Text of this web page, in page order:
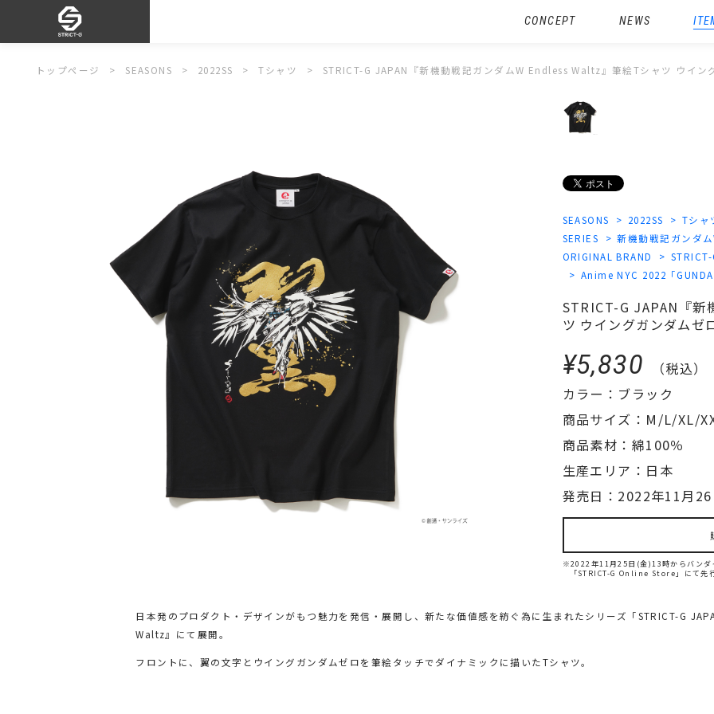
CONCEPT NEWS
トップページ SEASONS 2022SS Tシャツ STRICT-G JAPAN『新機動戦記ガンダムW Endless Waltz』筆絵Tシャツ ウイン
SEASONS 2022SS
Tシャ
SERIES
新機動戦記ガンダ
ORIGINAL BRAND
Anime NYC 2022「
STRICT-G JAPAN『
ツ ウイングガンダムゼ
¥5,830
（税込）
カラー：ブラック
商品サイズ：M/L/XL/
商品素材：綿100％
生産エリア：日本
発売日：2022年11月
※2022年11月25日(金)13時からバンダ
「STRICT-G Online Store」にて先
日本発のプロダクト・デザインがもつ魅力を発信・展開し、新たな価値感を紡ぐ為に生まれたシリーズ「STRICT-G
Waltz』にて展開。
フロントに、翼の文字とウイングガンダムゼロを筆絵タッチでダイナミックに描いたTシャツ。